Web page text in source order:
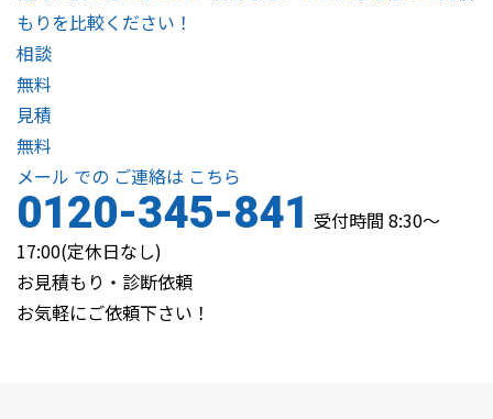
もりを比較ください！
相談
無料
見積
無料
メール での ご連絡は こちら
0120-345-841 受付時間 8:30～
17:00(定休日なし)
お見積もり・診断依頼
お気軽にご依頼下さい！